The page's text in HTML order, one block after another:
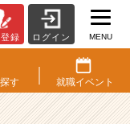
録 ログイン MENU
探す 就職イベント